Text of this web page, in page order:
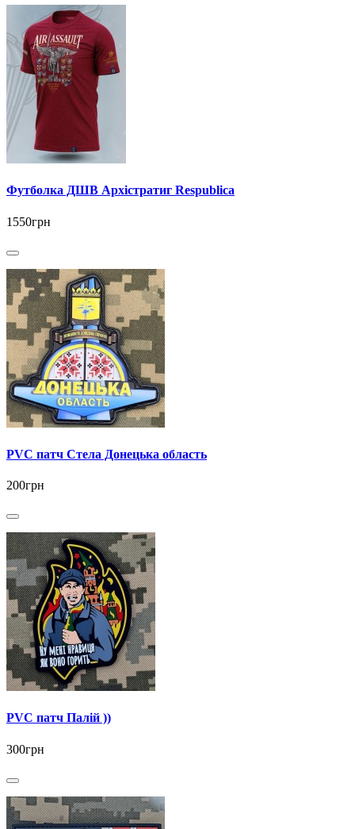
Футболка ДШВ Архістратиг Respublica
1550грн
PVC патч Стела Донецька область
200грн
PVC патч Палій ))
300грн